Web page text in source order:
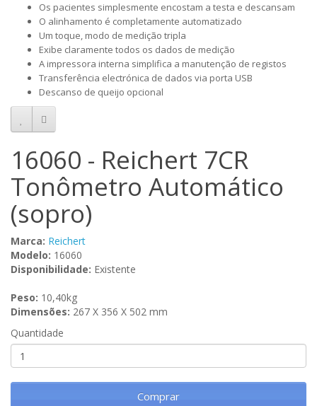
Os pacientes simplesmente encostam a testa e descansam
O alinhamento é completamente automatizado
Um toque, modo de medição tripla
Exibe claramente todos os dados de medição
A impressora interna simplifica a manutenção de registos
Transferência electrónica de dados via porta USB
Descanso de queijo opcional
16060 - Reichert 7CR
Tonômetro Automático
(sopro)
Marca: Reichert
Modelo: 16060
Disponibilidade: Existente
Peso: 10,40kg
Dimensões: 267 X 356 X 502 mm
Quantidade
Comprar